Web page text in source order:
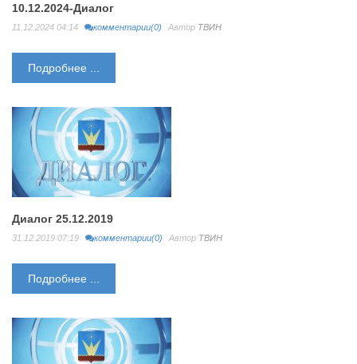
10.12.2024-Диалог
11.12.2024 04:14 комментарии(0) Автор ТВИН
Подробнее ...
Диалог 25.12.2019
31.12.2019 07:19 комментарии(0) Автор ТВИН
Подробнее ...